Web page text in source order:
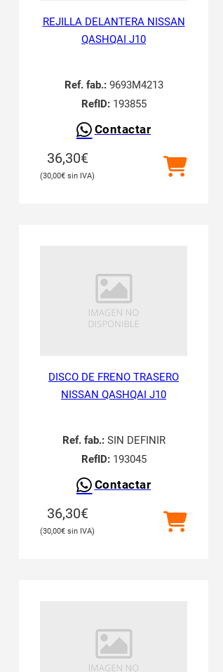
REJILLA DELANTERA NISSAN
QASHQAI J10
Ref. fab.:9693M4213
RefID:193855
Contactar
36,30€
30,00€
DISCO DE FRENO TRASERO
NISSAN QASHQAI J10
Ref. fab.:SIN DEFINIR
RefID:193045
Contactar
36,30€
30,00€